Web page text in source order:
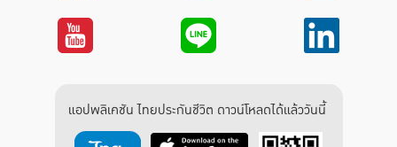
แอปพลิเคชัน ไทยประกันชีวิต ดาวน์โหลดได้แล้ววันนี้